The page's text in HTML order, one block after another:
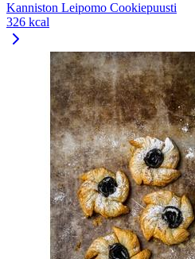
Kanniston Leipomo Cookiepuusti
326 kcal